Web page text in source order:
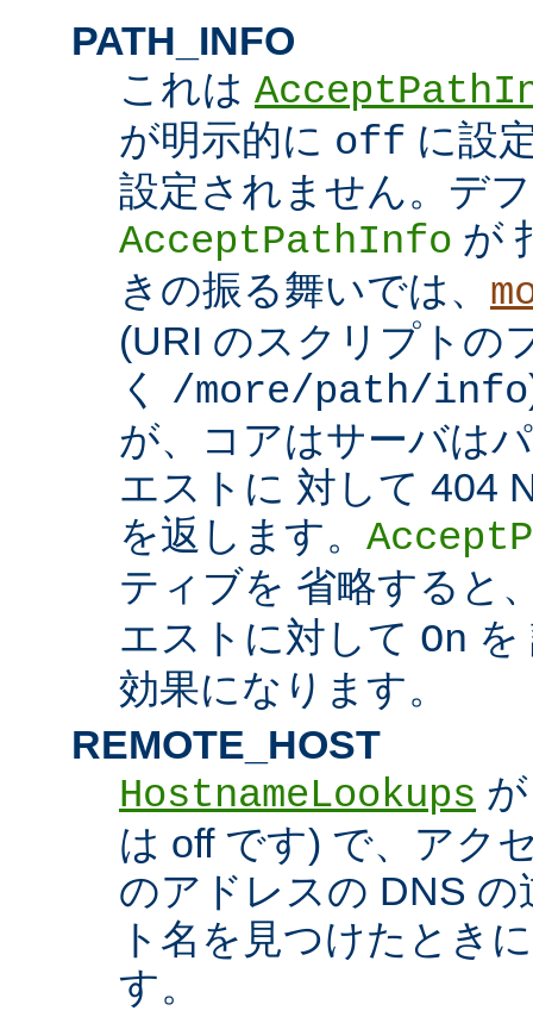
PATH_INFO
これは
が明示的に off に設
設定されません。デ
AcceptPathInfo が
きの振る舞いでは、
(URI のスクリプトの
く /more/path/info
が、コアはサーバは
エストに 対して 404
を返します。
ティブを 省略すると
エストに対して On を
効果になります。
REMOTE_HOST
HostnameLookups
は off です) で、アク
のアドレスの DNS
ト名を見つけたとき
す。